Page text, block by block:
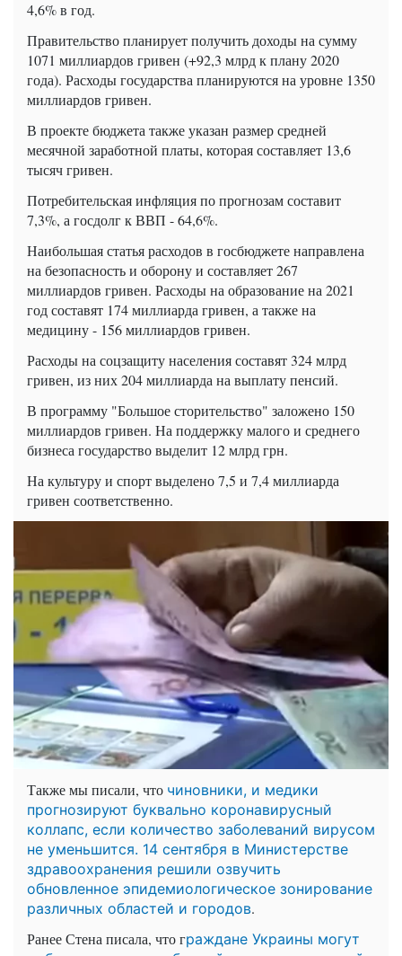
4,6% в год.
Правительство планирует получить доходы на сумму
1071 миллиардов гривен (+92,3 млрд к плану 2020
года). Расходы государства планируются на уровне 1350
миллиардов гривен.
В проекте бюджета также указан размер средней
месячной заработной платы, которая составляет 13,6
тысяч гривен.
Потребительская инфляция по прогнозам составит
7,3%, а госдолг к ВВП - 64,6%.
Наибольшая статья расходов в госбюджете направлена
на безопасность и оборону и составляет 267
миллиардов гривен. Расходы на образование на 2021
год составят 174 миллиарда гривен, а также на
медицину - 156 миллиардов гривен.
Расходы на соцзащиту населения составят 324 млрд
гривен, из них 204 миллиарда на выплату пенсий.
В программу "Большое сторительство" заложено 150
миллиардов гривен. На поддержку малого и среднего
бизнеса государство выделит 12 млрд грн.
На культуру и спорт выделено 7,5 и 7,4 миллиарда
гривен соответственно.
Также мы писали, что чиновники, и медики
прогнозируют буквально коронавирусный
коллапс, если количество заболеваний вирусом
не уменьшится. 14 сентября в Министерстве
здравоохранения решили озвучить
обновленное эпидемиологическое зонирование
различных областей и городов.
Ранее Стена писала, что граждане Украины могут